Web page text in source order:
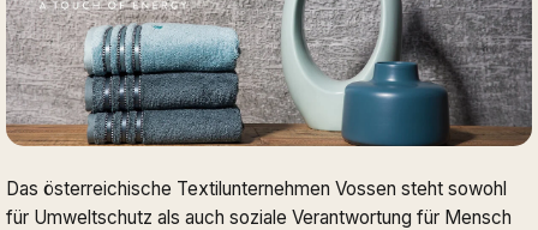
Das österreichische Textilunternehmen Vossen steht sowohl
für Umweltschutz als auch soziale Verantwortung für Mensch